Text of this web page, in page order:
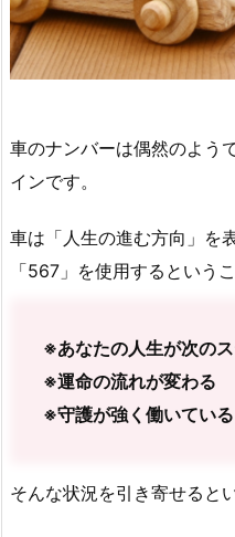
車のナンバーは偶然のよう
インです。
車は「人生の進む方向」を
「567」を使用するという
※あなたの人生が次の
※運命の流れが変わる
※守護が強く働いている
そんな状況を引き寄せると